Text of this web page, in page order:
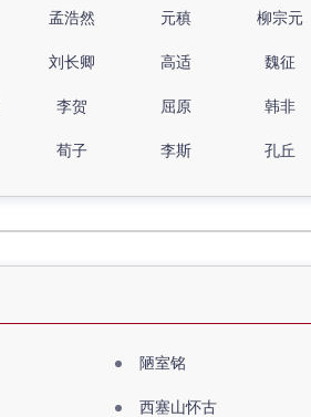
孟浩然 元稹 柳宗元
刘长卿 高适 魏征
李贺 屈原 韩非
荀子 李斯 孔丘
陋室铭
西塞山怀古